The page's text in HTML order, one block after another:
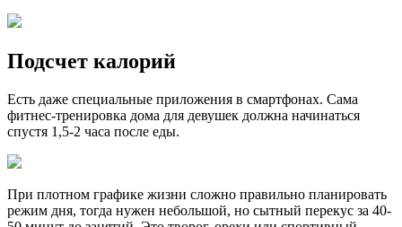
Подсчет калорий
Есть даже специальные приложения в смартфонах. Сама
фитнес-тренировка дома для девушек должна начинаться
спустя 1,5-2 часа после еды.
При плотном графике жизни сложно правильно планировать
режим дня, тогда нужен небольшой, но сытный перекус за 40-